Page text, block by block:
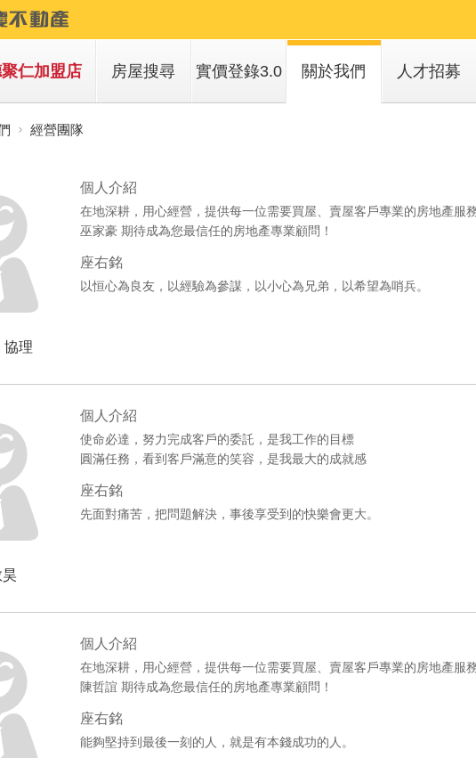
仁加盟店 房屋搜尋 實價登錄3.0 關於我們
服務項目
人才招募
經營團隊
個人介紹
在地深耕，用心經營，提供每一位需要買屋、賣屋客戶專業的房地產服務
巫家豪 期待成為您最信任的房地產專業顧問！
座右銘
以恒心為良友，以經驗為參謀，以小心為兄弟，以希望為哨兵。
協理
個人介紹
使命必達，努力完成客戶的委託，是我工作的目標
圓滿任務，看到客戶滿意的笑容，是我最大的成就感
座右銘
先面對痛苦，把問題解決，事後享受到的快樂會更大。
昊
個人介紹
在地深耕，用心經營，提供每一位需要買屋、賣屋客戶專業的房地產服務
陳哲誼 期待成為您最信任的房地產專業顧問！
座右銘
能夠堅持到最後一刻的人，就是有本錢成功的人。